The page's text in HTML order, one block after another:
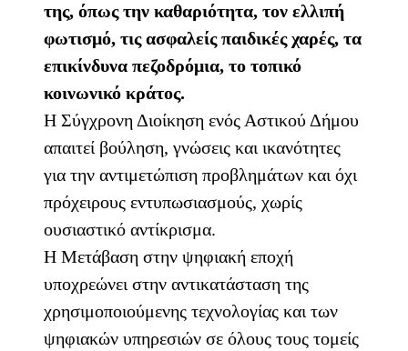
της, όπως την καθαριότητα, τον ελλιπή
φωτισμό, τις ασφαλείς παιδικές χαρές, τα
επικίνδυνα πεζοδρόμια, το τοπικό
κοινωνικό κράτος.
Η Σύγχρονη Διοίκηση ενός Αστικού Δήμου
απαιτεί βούληση, γνώσεις και ικανότητες
για την αντιμετώπιση προβλημάτων και όχι
πρόχειρους εντυπωσιασμούς, χωρίς
ουσιαστικό αντίκρισμα.
Η Μετάβαση στην ψηφιακή εποχή
υποχρεώνει στην αντικατάσταση της
χρησιμοποιούμενης τεχνολογίας και των
ψηφιακών υπηρεσιών σε όλους τους τομείς